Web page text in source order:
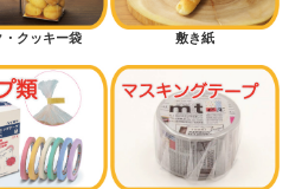
・クッキー袋 敷き紙